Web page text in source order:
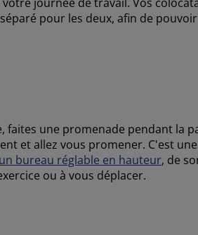
pour les deux, afin de
faites une promenade pendant la
et allez vous promener. C'est
un bureau réglable en hauteur, de
ou à vous déplacer.